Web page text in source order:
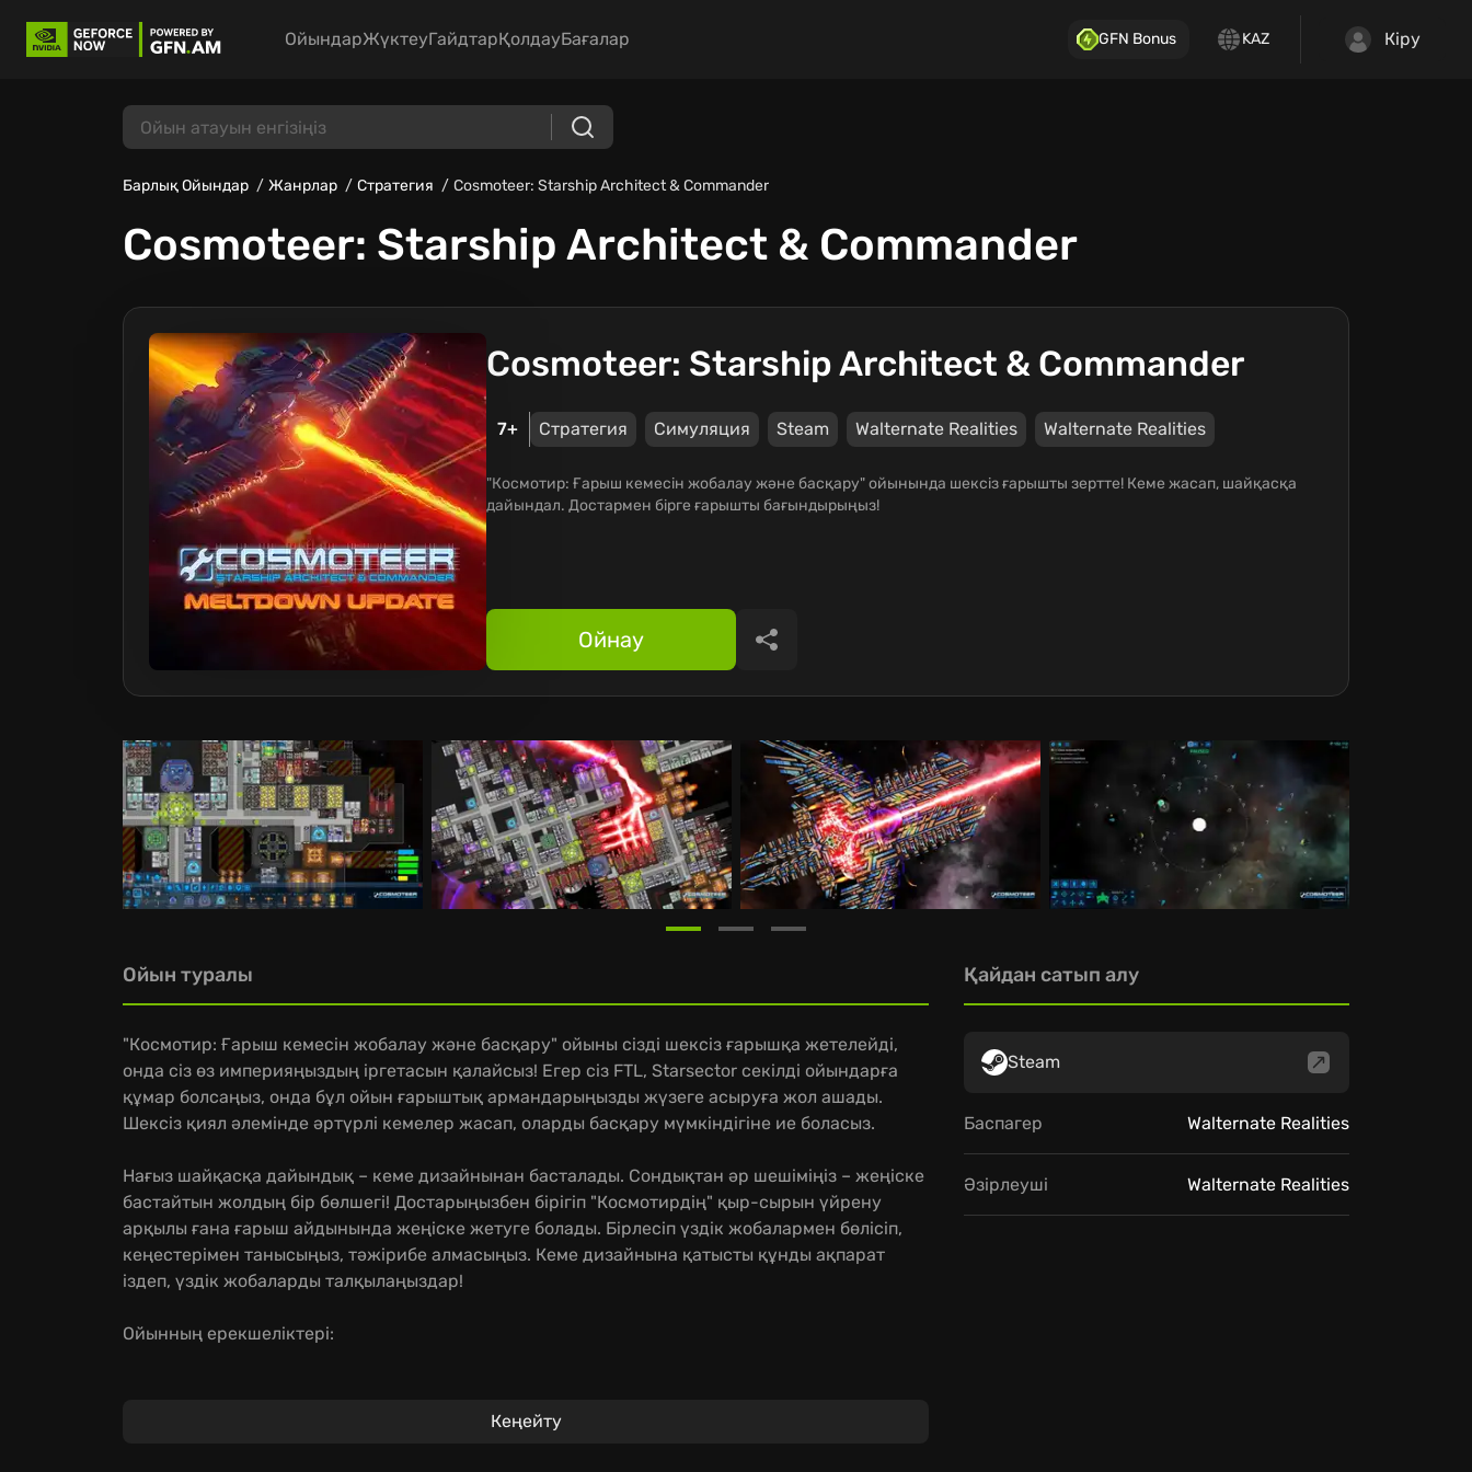
ОйындарЖүктеуГайдтарҚолдауБағалар GFN Bonus KAZ Кіру
Барлық Ойындар Жанрлар Стратегия Cosmoteer: Starship Architect & Commander
Cosmoteer: Starship Architect & Commander
Cosmoteer: Starship Architect & Commander
7+ Стратегия Симуляция Steam Walternate Realities Walternate Realities
"Космотир: Ғарыш кемесін жобалау және басқару" ойынында шексіз ғарышты зертте! Кеме жасап, шайқасқа
дайындал. Достармен бірге ғарышты бағындырыңыз!
Ойнау Бөлісу
Ойын туралы
"Космотир: Ғарыш кемесін жобалау және басқару" ойыны сізді шексіз ғарышқа жетелейді,
онда сіз өз империяңыздың іргетасын қалайсыз! Егер сіз FTL, Starsector секілді ойындарға
құмар болсаңыз, онда бұл ойын ғарыштық армандарыңызды жүзеге асыруға жол ашады.
Шексіз қиял әлемінде әртүрлі кемелер жасап, оларды басқару мүмкіндігіне ие боласыз.
Нағыз шайқасқа дайындық – кеме дизайнынан басталады. Сондықтан әр шешіміңіз – жеңіске
бастайтын жолдың бір бөлшегі! Достарыңызбен бірігіп "Космотирдің" қыр-сырын үйрену
арқылы ғана ғарыш айдынында жеңіске жетуге болады. Бірлесіп үздік жобалармен бөлісіп,
кеңестерімен танысыңыз, тәжірибе алмасыңыз. Кеме дизайнына қатысты құнды ақпарат
іздеп, үздік жобаларды талқылаңыздар!
Ойынның ерекшеліктері:
Әрбір экипаж мүшесін басқару мүмкіндігі - сіздің қолыңызда.
Кеңейту
Қайдан сатып алу
Steam
Баспагер Walternate Realities
Әзірлеуші Walternate Realities